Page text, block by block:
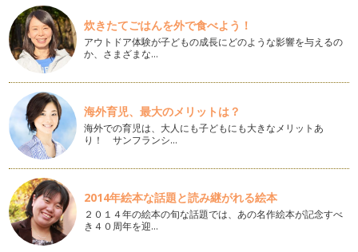
道の駅とは一味違う、ハッピーモア市場の魅力。
沖縄旅行中によく見かける道の駅やJAファーマーズマーケッ
ト。地元の野菜や加工品、お土産物が…
雨の日におすすめ‼究極の寄り道スポット
沖縄旅行で気になるのはお天気。沖縄は南国のイメージが強い
けど、意外と雨が多い地域でもありま…
沖縄旅行中の子どもの食事どうする？？
子どもが生まれて旅行に行こうとした時、ママが心配なのは
「移動」と並んで「食事」があがります…
LCCのデメリット全部教えます
子どもが生まれてから初めて乗ったLCC。成田空港や関西国際
空港からひとり1万円以下で沖縄線…
炊きたてごはんを外で食べよう！
アウトドア体験が子どもの成長にどのような影響を与えるの
か、さまざまな…
海外育児、最大のメリットは？
海外での育児は、大人にも子どもにも大きなメリットあ
り！ サンフランシ…
2014年絵本な話題と読み継がれる絵本
２０１４年の絵本の旬な話題では、あの名作絵本が記念すべ
き４０周年を迎…